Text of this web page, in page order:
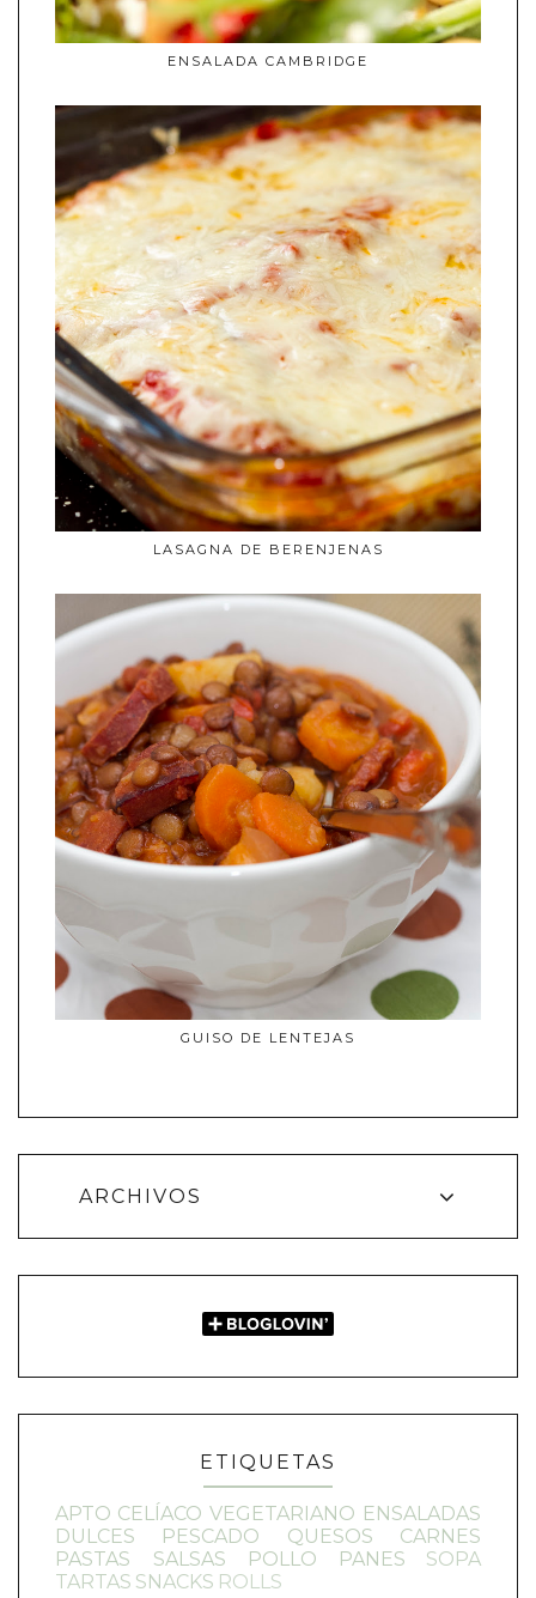
ENSALADA CAMBRIDGE
LASAGNA DE BERENJENAS
GUISO DE LENTEJAS
ARCHIVOS
ETIQUETAS
APTO CELÍACO VEGETARIANO ENSALADAS
DULCES
PESCADO QUESOS
CARNES
PASTAS
SALSAS POLLO PANES
SOPA
TARTAS SNACKS ROLLS